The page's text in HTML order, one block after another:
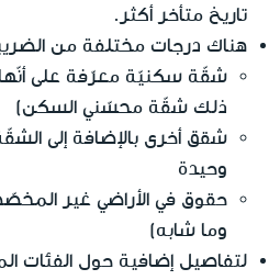
تاريخ متأخر أكثر.
هناك درجات مختلفة من
شقّة سكنيّة معرّفة على
ذلك شقّة محسّني السكن)
شقق أخرى بالإضافة إلى
وحيدة
حقوق في الأراضي غير
وما شابه)
لتفاصيل إضافية حول الفئات